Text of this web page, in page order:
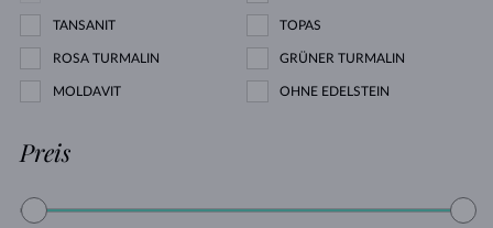
TANSANIT TOPAS
ROSA TURMALIN GRÜNER TURMALIN
MOLDAVIT OHNE EDELSTEIN
Preis